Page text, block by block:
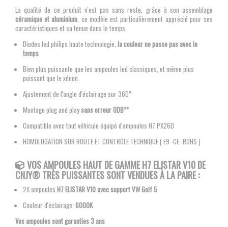
La qualité de ce produit n'est pas sans reste, grâce à son assemblage
céramique et aluminium, ce modèle est particulièrement apprécié pour ses
caractéristiques et sa tenue dans le temps.
Diodes led philips haute technologie, la couleur ne passe pas avec le
temps
Bien plus puissante que les ampoules led classiques, et même plus
puissant que le xénon.
Ajustement de l'angle d'éclairage sur 360°
Montage plug and playsans erreur ODB**
Compatible avec tout véhicule équipé d'ampoules H7 PX26D
HOMOLOGATION SUR ROUTE ET CONTROLE TECHNIQUE ( E9 -CE- ROHS )
VOS AMPOULESHAUT DE GAMME H7 ELISTAR V10 DE
CNJY®TRÈS PUISSANTES SONT VENDUES À LA PAIRE :
2X ampoules H7ELISTAR V10 avec support VW Golf 5
Couleur d'éclairage: 6000K
Vos ampoules sont garanties 3 ans